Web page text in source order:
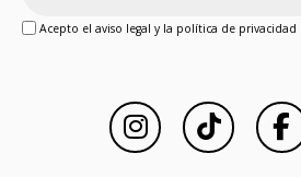
Acepto el aviso legal y la política de privacidad